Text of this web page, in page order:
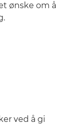
ønske om å
ved å gi